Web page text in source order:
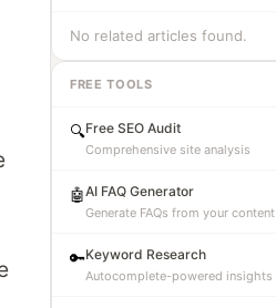
No related articles found.
FREE TOOLS
🔍Free SEO Audit
Comprehensive site analysis
🤖AI FAQ Generator
Generate FAQs from your content
🔑Keyword Research
Autocomplete-powered insights